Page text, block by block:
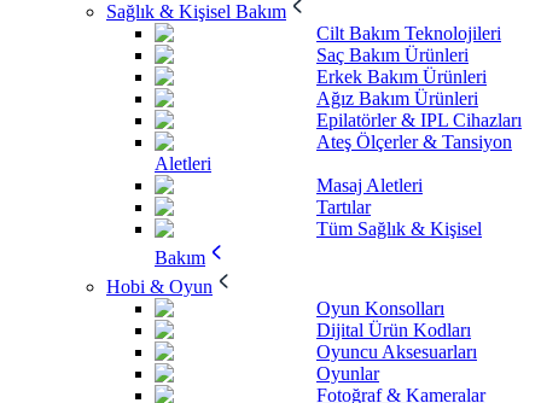
Sağlık & Kişisel Bakım
Cilt Bakım Teknolojileri
Saç Bakım Ürünleri
Erkek Bakım Ürünleri
Ağız Bakım Ürünleri
Epilatörler & IPL Cihazları
Ateş Ölçerler & Tansiyon
Aletleri
Masaj Aletleri
Tartılar
Tüm Sağlık & Kişisel
Bakım
Hobi & Oyun
Oyun Konsolları
Dijital Ürün Kodları
Oyuncu Aksesuarları
Oyunlar
Fotoğraf & Kameralar